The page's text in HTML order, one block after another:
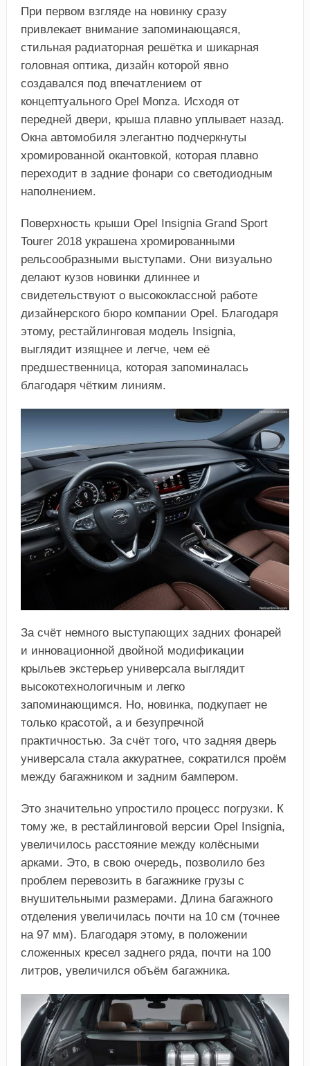
При первом взгляде на новинку сразу
привлекает внимание запоминающаяся,
стильная радиаторная решётка и шикарная
головная оптика, дизайн которой явно
создавался под впечатлением от
концептуального Opel Monza. Исходя от
передней двери, крыша плавно уплывает назад.
Окна автомобиля элегантно подчеркнуты
хромированной окантовкой, которая плавно
переходит в задние фонари со светодиодным
наполнением.
Поверхность крыши Opel Insignia Grand Sport
Tourer 2018 украшена хромированными
рельсообразными выступами. Они визуально
делают кузов новинки длиннее и
свидетельствуют о высококлассной работе
дизайнерского бюро компании Opel. Благодаря
этому, рестайлинговая модель Insignia,
выглядит изящнее и легче, чем её
предшественница, которая запоминалась
благодаря чётким линиям.
За счёт немного выступающих задних фонарей
и инновационной двойной модификации
крыльев экстерьер универсала выглядит
высокотехнологичным и легко
запоминающимся. Но, новинка, подкупает не
только красотой, а и безупречной
практичностью. За счёт того, что задняя дверь
универсала стала аккуратнее, сократился проём
между багажником и задним бампером.
Это значительно упростило процесс погрузки. К
тому же, в рестайлинговой версии Opel Insignia,
увеличилось расстояние между колёсными
арками. Это, в свою очередь, позволило без
проблем перевозить в багажнике грузы с
внушительными размерами. Длина багажного
отделения увеличилась почти на 10 см (точнее
на 97 мм). Благодаря этому, в положении
сложенных кресел заднего ряда, почти на 100
литров, увеличился объём багажника.